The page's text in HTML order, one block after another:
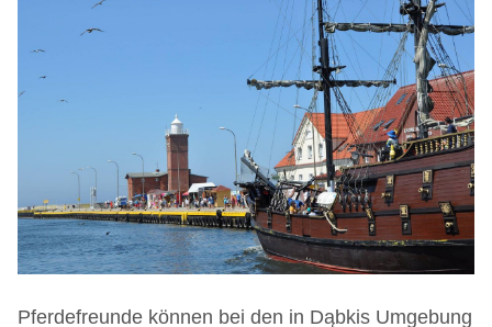
Pferdefreunde können bei den in Dąbkis Umgebung